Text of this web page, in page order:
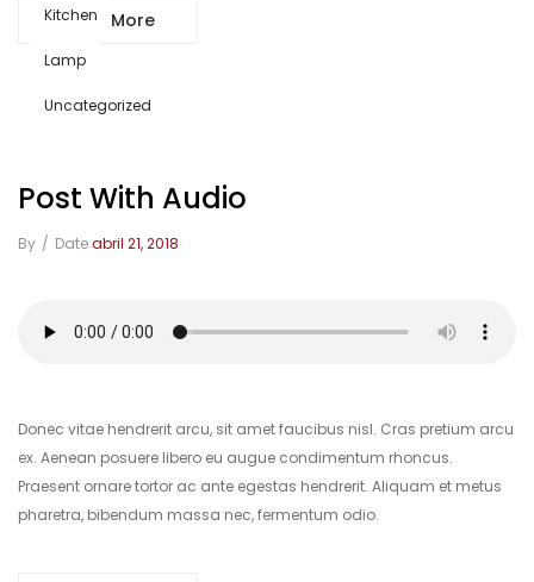
Read More
Kitchen
Lamp
Uncategorized
Post With Audio
By / Dateabril 21, 2018
Donec vitae hendrerit arcu, sit amet faucibus nisl. Cras pretium arcu
ex. Aenean posuere libero eu augue condimentum rhoncus.
Praesent ornare tortor ac ante egestas hendrerit. Aliquam et metus
pharetra, bibendum massa nec, fermentum odio.